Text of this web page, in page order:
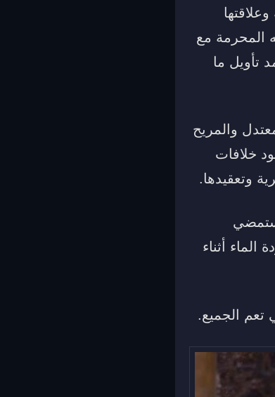
المحرمة مع
تأويل ما
والمريح
خلافات
وتعقيدها.
ستمضي
أثناء
تعم الجميع.